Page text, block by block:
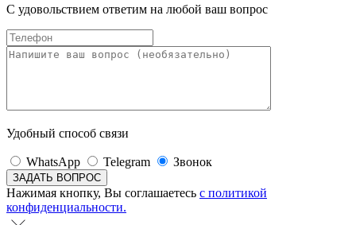
С удовольствием ответим на любой ваш вопрос
Удобный способ связи
WhatsApp Telegram Звонок
Нажимая кнопку, Вы соглашаетесь с политикой
конфиденциальности.